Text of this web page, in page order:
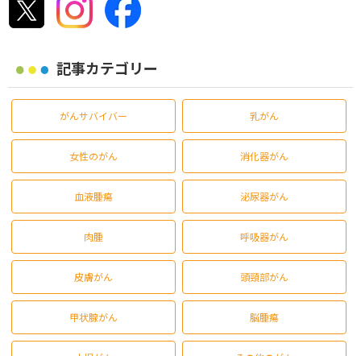
記事カテゴリー
がんサバイバー 乳がん
女性のがん 消化器がん
血液腫瘍 泌尿器がん
肉腫 呼吸器がん
皮膚がん 頭頸部がん
甲状腺がん 脳腫瘍